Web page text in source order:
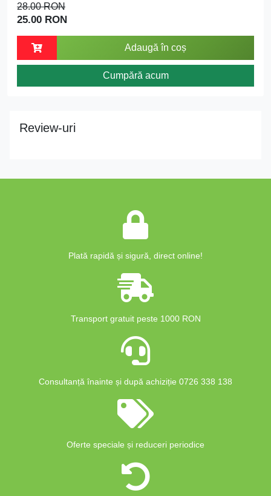
28.00 RON
25.00 RON
Adaugă în coș
Cumpără acum
Review-uri
Plată rapidă și sigură, direct online!
Transport gratuit peste 1000 RON
Consultanță înainte și după achiziție 0726 338 138
Oferte speciale și reduceri periodice